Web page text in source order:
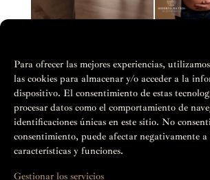
Para ofrecer las mejores experiencias,
las cookies para almacenar y/o acceder a la
dispositivo. El consentimiento de estas
procesar datos como el comportamiento de
identificaciones únicas en este sitio. No
consentimiento, puede afectar negativamente a
características y funciones.
Gestionar los servicios